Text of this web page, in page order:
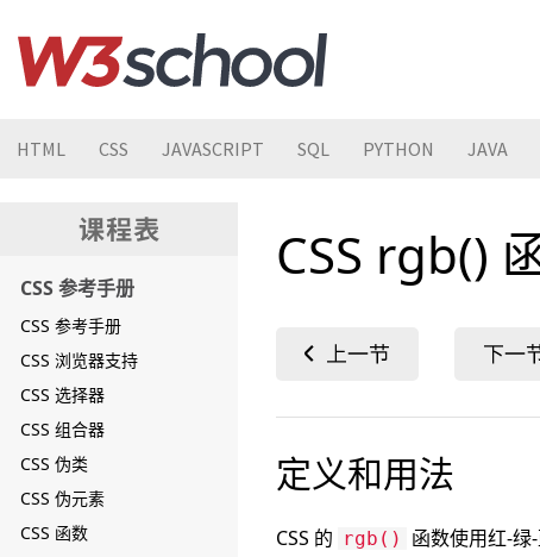
HTML CSS JAVASCRIPT SQL PYTHON JAVA
CSS 参考手册
CSS 参考手册
CSS 浏览器支持
CSS 选择器
CSS 组合器
CSS 伪类
CSS 伪元素
CSS 函数
CSS rgb()
定义和用法
CSS 的 rgb()
函数使用红-绿